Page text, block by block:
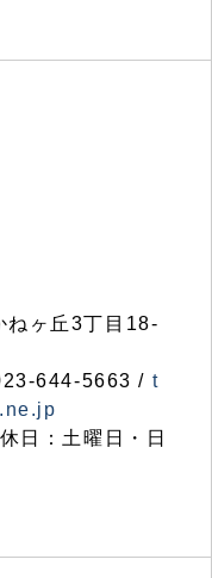
ヶ丘3丁目18-
644-5663 / t
日：土曜日・日